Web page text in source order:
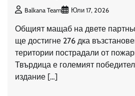
Balkana Team Юли 17, 2026
Общият мащаб на двете
ще достигне 276 дка
територии пострадали от
Твърдица е големият
издание […]